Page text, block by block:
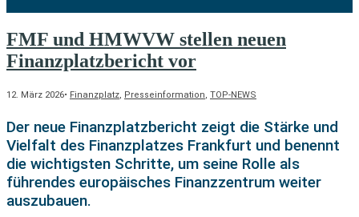
FMF und HMWVW stellen neuen
Finanzplatzbericht vor
12. März 2026• Finanzplatz, Presseinformation, TOP-NEWS
Der neue Finanzplatzbericht zeigt die Stärke und
Vielfalt des Finanzplatzes Frankfurt und benennt
die wichtigsten Schritte, um seine Rolle als
führendes europäisches Finanzzentrum weiter
auszubauen.